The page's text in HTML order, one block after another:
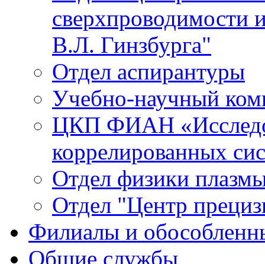
сверхпроводимости
В.Л. Гинзбурга"
Отдел аспирантуры
Учебно-научный
ЦКП ФИАН
коррелированных
Отдел физики
Отдел "Центр
Филиалы и
Общие службы